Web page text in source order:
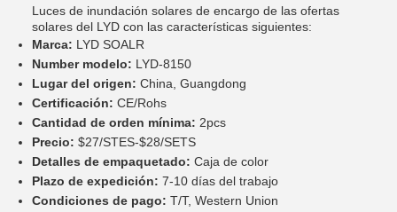
Luces de inundación solares de encargo de las ofertas
solares del LYD con las características siguientes:
Marca: LYD SOALR
Number modelo: LYD-8150
Lugar del origen: China, Guangdong
Certificación: CE/Rohs
Cantidad de orden mínima: 2pcs
Precio: $27/STES-$28/SETS
Detalles de empaquetado: Caja de color
Plazo de expedición: 7-10 días del trabajo
Condiciones de pago: T/T, Western Union